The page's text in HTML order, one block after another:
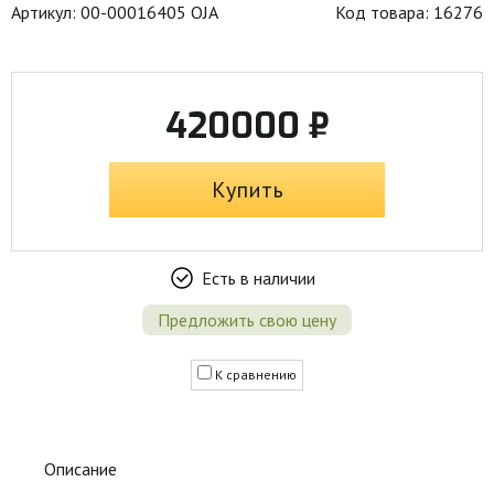
Артикул: 00-00016405 OJA Код товара: 16276
420000 ₽
Купить
Есть в наличии
Предложить свою цену
К сравнению
Описание